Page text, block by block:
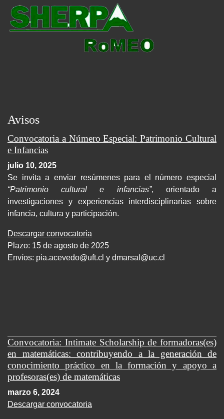
Avisos
Convocatoria a Número Especial: Patrimonio Cultural
e Infancias
julio 10, 2025
Se invita a enviar resúmenes para el número especial
“Patrimonio cultural e infancias”, orientado a
investigaciones y experiencias interdisciplinarias sobre
infancia, cultura y participación.
Descargar convocatoria
Plazo: 15 de agosto de 2025
Envíos: pia.acevedo@uft.cl y dmarsal@uc.cl
Convocatoria: Intimate Scholarship de formadoras(es)
en matemáticas: contribuyendo a la generación de
conocimiento práctico en la formación y apoyo a
profesoras(es) de matemáticas
marzo 6, 2024
Descargar convocatoria